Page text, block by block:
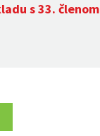
s 33. členom